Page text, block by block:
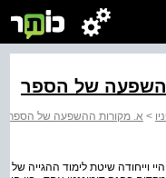
של הספר
> א. מקורות ההשפעה של הספר
וייחודה שיטת לימוד ההגייה של